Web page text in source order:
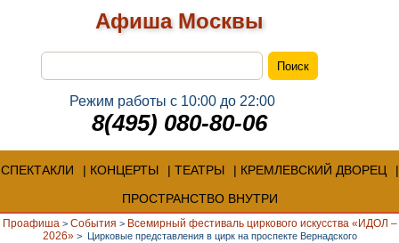
Афиша Москвы
Режим работы с 10:00 до 22:00
8(495) 080-80-06
СПЕКТАКЛИ КОНЦЕРТЫ ТЕАТРЫ
КРЕМЛЕВСКИЙ ДВОРЕЦ
ПРОСТРАНСТВО ВНУТРИ
Проафиша > События > Всемирный фестиваль циркового искусства «ИДОЛ –
2026»> Цирковые представления в цирк на проспекте Вернадского